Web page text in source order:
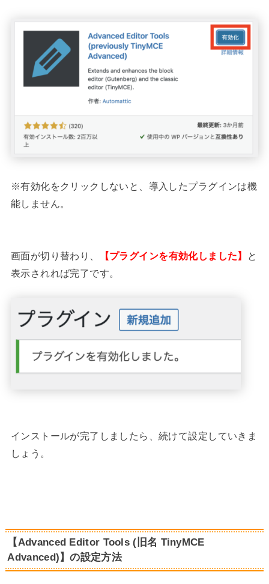
※有効化をクリックしないと、導入したプラグインは機
能しません。
画面が切り替わり、 【プラグインを有効化しました】
と
表示されれば完了です。
インストールが完了しましたら、続けて設定していきま
しょう。
【Advanced Editor Tools (旧名 TinyMCE
Advanced)】の設定方法